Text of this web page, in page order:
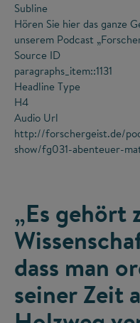
Subline
Hören Sie hier das ganze
unserem Podcast
Source ID
paragraphs_item::1131
Headline Type
H4
Audio Url
http://forschergeist.de/
show/fg031-abenteuer-
„Es gehört
dass man
seiner Zeit